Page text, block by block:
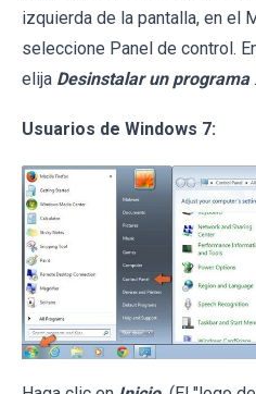
izquierda de la pantalla, en el
seleccione Panel de control.
elija Desinstalar un programa .
Usuarios de Windows 7: